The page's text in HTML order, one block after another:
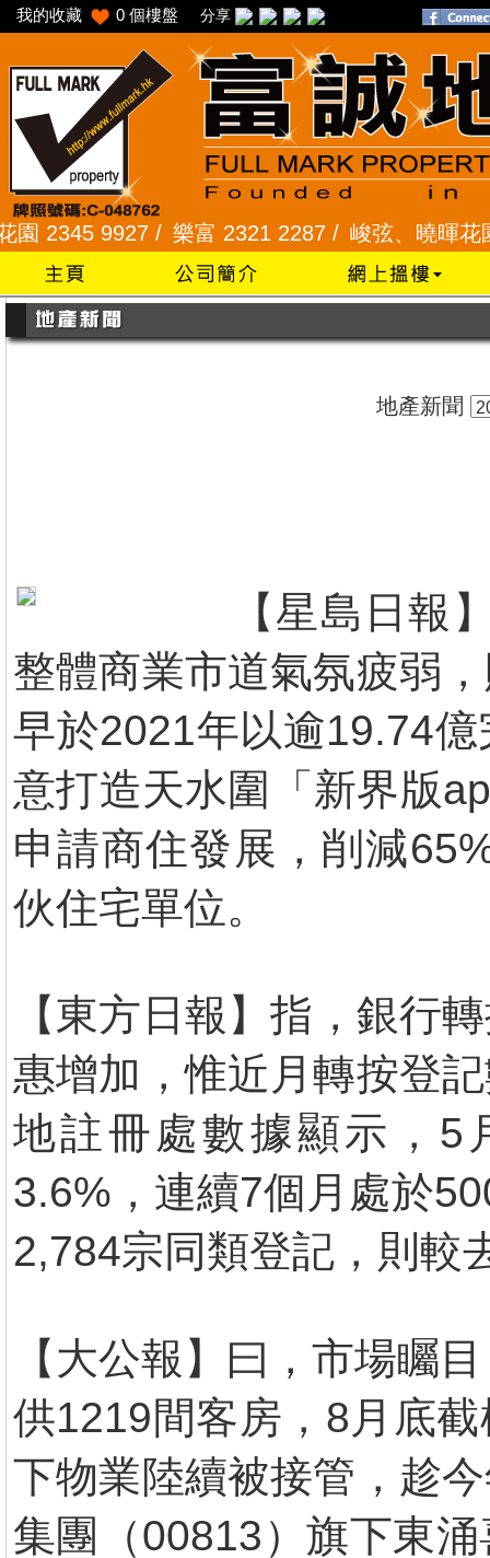
我的收藏 0 個樓盤 分享
9927 /樂富 2321 2287 / 峻弦、曉暉花園
地產新聞
【星島日報
整體商業市道氣氛疲弱
早於2021年以逾19.74
意打造天水圍「新界版
申請商住發展，削減
伙住宅單位。
【東方日報】指，銀行
惠增加，惟近月轉按登
地註冊處數據顯示，5
3.6%，連續7個月處於
2,784宗同類登記，則較
【大公報】曰，市場矚
供1219間客房，8月底
下物業陸續被接管，趁
集團（00813）旗下東